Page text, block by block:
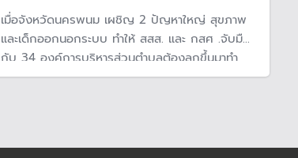
เมื่อจังหวัดนครพนม เผชิญ 2 ปัญหาใหญ่ สุขภาพ
และเด็กออกนอกระบบ ทำให้ สสส. และ กสศ .จับมือ
กับ 34 องค์การบริหารส่วนตำบลต้องลุกขึ้นมาทำ
บันทึกข้อตกลงในการจัดการเรียนรู้และการศึกษา